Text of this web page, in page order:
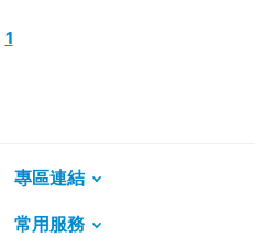
1
專區連結
常用服務